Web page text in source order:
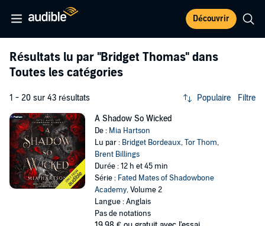
Découvrir
Résultats lu par "Bridget Thomas" dans
Toutes les catégories
1 - 20 sur 43 résultats Populaire Filtre
A Shadow So Wicked
De : Mia Hartson
Lu par : Bridget Bordeaux,Tor Thom,
Brent Billings
Durée : 12 h et 45 min
Série : Fated Mates of Shadowbone
Academy, Volume 2
Langue : Anglais
Pas de notations